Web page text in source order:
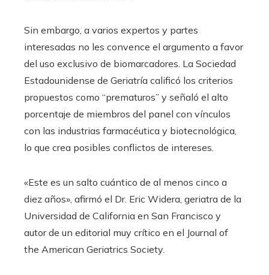
Sin embargo, a varios expertos y partes
interesadas no les convence el argumento a favor
del uso exclusivo de biomarcadores. La Sociedad
Estadounidense de Geriatría calificó los criterios
propuestos como “prematuros” y señaló el alto
porcentaje de miembros del panel con vínculos
con las industrias farmacéutica y biotecnológica,
lo que crea posibles conflictos de intereses.
«Este es un salto cuántico de al menos cinco a
diez años», afirmó el Dr. Eric Widera, geriatra de la
Universidad de California en San Francisco y
autor de un editorial muy crítico en el Journal of
the American Geriatrics Society.